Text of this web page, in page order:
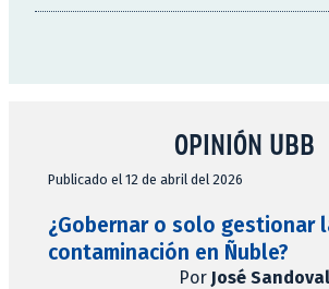
OPINIÓN UBB
Publicado el 12 de abril del 2026
¿Gobernar o solo gestionar
contaminación en Ñuble?
Por José